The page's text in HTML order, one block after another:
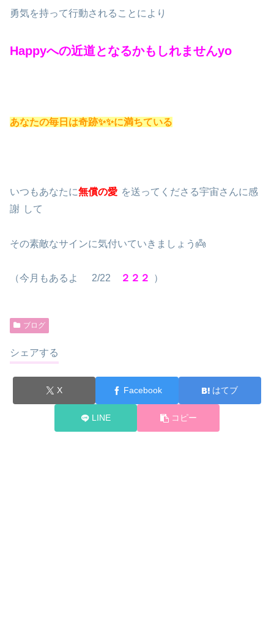
勇気を持って行動されることにより
Happyへの近道となるかもしれませんyo
あなたの毎日は奇跡✨✨に満ちている
いつもあなたに無償の愛 を送ってくださる宇宙さんに感
謝 して
その素敵なサインに気付いていきましょう👼
（今月もあるよ 2/22 ２２２ ）
ブログ
シェアする
X Facebook はてブ
LINE コピー